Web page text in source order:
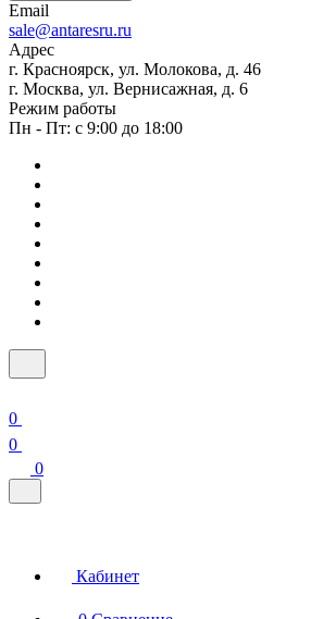
Email
sale@antaresru.ru
Адрес
г. Красноярск, ул. Молокова, д. 46
г. Москва, ул. Вернисажная, д. 6
Режим работы
Пн - Пт: с 9:00 до 18:00
0
0
0
Кабинет